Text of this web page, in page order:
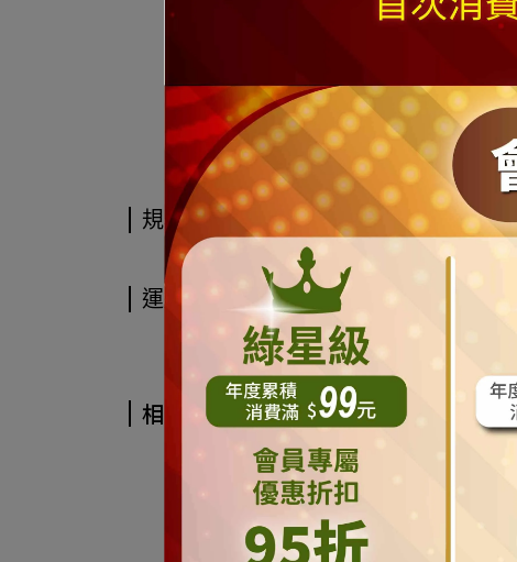
規格說明
運送方式
相關商品